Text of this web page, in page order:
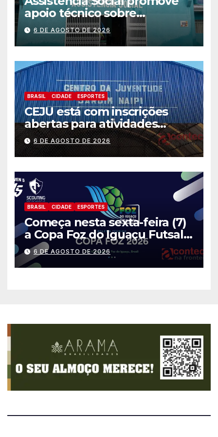
apoio técnico sobre
preparação e resposta a
situações de emergência e
calamidade pública
6 DE AGOSTO DE 2026
BRASIL CIDADE ESPORTES
CEJU está com inscrições
abertas para atividades
gratuitas
6 DE AGOSTO DE 2026
BRASIL CIDADE ESPORTES
Começa nesta sexta-feira (7)
a Copa Foz do Iguaçu Futsal
2026 com equipes de quatro
países
6 DE AGOSTO DE 2026